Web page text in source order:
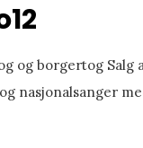
og borgertog Salg
nasjonalsanger